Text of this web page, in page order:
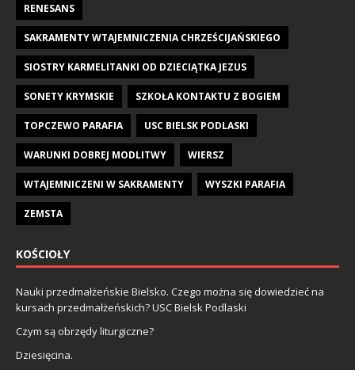
RENESANS
SAKRAMENTY WTAJEMNICZENIA CHRZEŚCIJAŃSKIEGO
SIOSTRY KARMELITANKI OD DZIECIĄTKA JEZUS
SONETY KRYMSKIE SZKOŁA KONTAKTU Z BOGIEM
TOPCZEWO PARAFIA USC BIELSK PODLASKI
WARUNKI DOBREJ MODLITWY WIERSZ
WTAJEMNICZENI W SAKRAMENTY WYSZKI PARAFIA
ZEMSTA
KOŚCIOŁY
Nauki przedmałżeńskie Bielsko. Czego można się dowiedzieć na
kursach przedmałżeńskich? USC Bielsk Podlaski
Czym są obrzędy liturgiczne?
Dziesięcina.